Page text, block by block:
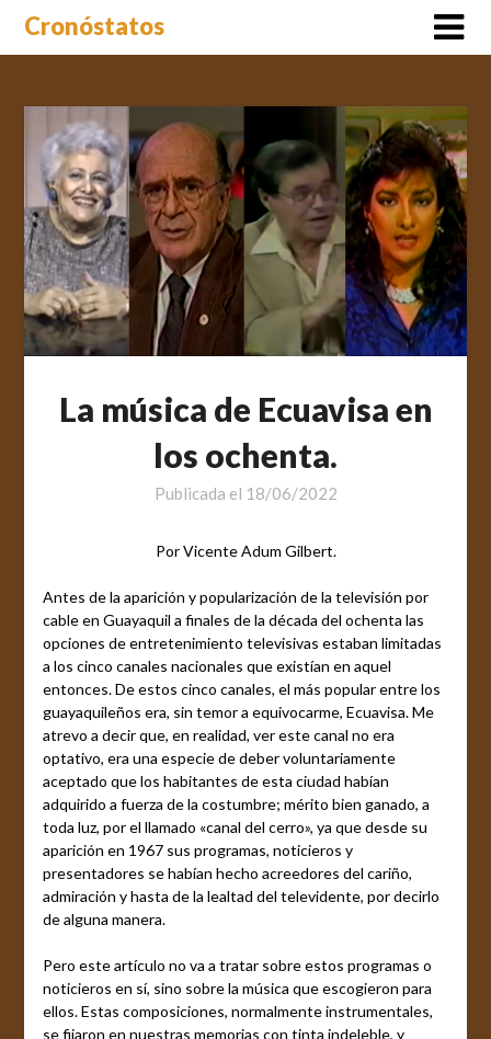
SaltarCronóstatos
La música de Ecuavisa en
los ochenta.
Publicada el 18/06/2022
Por Vicente Adum Gilbert.
Antes de la aparición y popularización de la televisión por
cable en Guayaquil a finales de la década del ochenta las
opciones de entretenimiento televisivas estaban limitadas
a los cinco canales nacionales que existían en aquel
entonces. De estos cinco canales, el más popular entre los
guayaquileños era, sin temor a equivocarme, Ecuavisa. Me
atrevo a decir que, en realidad, ver este canal no era
optativo, era una especie de deber voluntariamente
aceptado que los habitantes de esta ciudad habían
adquirido a fuerza de la costumbre; mérito bien ganado, a
toda luz, por el llamado «canal del cerro», ya que desde su
aparición en 1967 sus programas, noticieros y
presentadores se habían hecho acreedores del cariño,
admiración y hasta de la lealtad del televidente, por decirlo
de alguna manera.
Pero este artículo no va a tratar sobre estos programas o
noticieros en sí, sino sobre la música que escogieron para
ellos. Estas composiciones, normalmente instrumentales,
se fijaron en nuestras memorias con tinta indeleble, y